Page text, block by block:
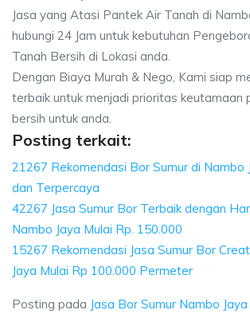
Jasa yang Atasi Pantek Air Tanah di
hubungi 24 Jam untuk kebutuhan
Tanah Bersih di Lokasi anda.
Dengan Biaya Murah & Nego, Kami siap
terbaik untuk menjadi prioritas keutamaan
bersih untuk anda.
Posting terkait:
21267 Rekomendasi Bor Sumur di Nambo
dan Terpercaya
42267 Jasa Sumur Bor Terbaik dengan
Nambo Jaya Mulai Rp. 150.000
15267 Rekomendasi Jasa Sumur Bor
Jaya Mulai Rp 100.000 Permeter
Posting pada Jasa Bor Sumur Nambo Jaya